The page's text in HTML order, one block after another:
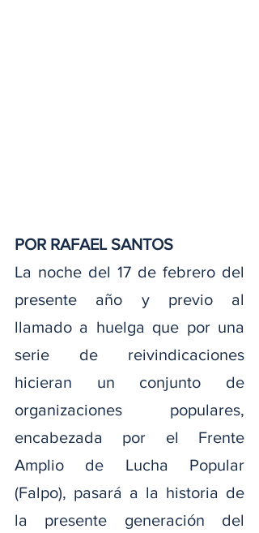
POR RAFAEL SANTOS
La noche del 17 de febrero del
presente año y previo al
llamado a huelga que por una
serie de reivindicaciones
hicieran un conjunto de
organizaciones populares,
encabezada por el Frente
Amplio de Lucha Popular
(Falpo), pasará a la historia de
la presente generación del